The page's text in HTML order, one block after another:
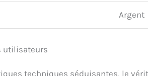
Argent
utilisateurs
techniques séduisantes, le